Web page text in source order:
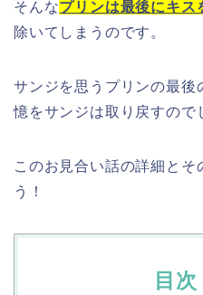
そんなプリンは最後にキス
除いてしまうのです。
サンジを思うプリンの最後
憶をサンジは取り戻すので
このお見合い話の詳細とそ
う！
目次